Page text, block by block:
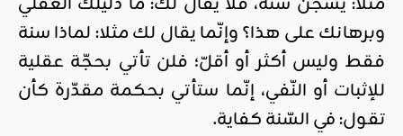
وبرهانك على هذا؟ وإنّما يقال لك مثلا: لماذا سنة
فقط وليس أكثر أو أقلّ؛ فلن تأتي بحجّة عقلية
للإثبات أو النّفي، إنّما ستأتي بحكمة مقدّرة كأن
تقول: في السّنة كفاية.